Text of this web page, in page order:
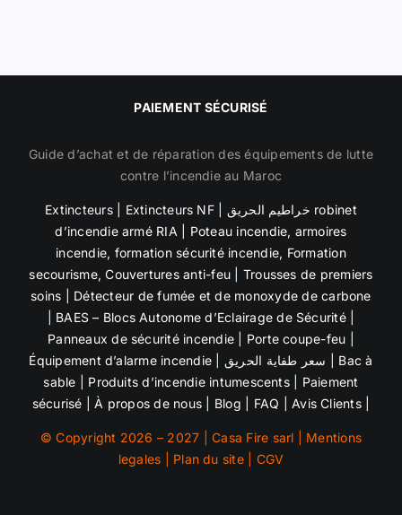
PAIEMENT SÉCURISÉ
Guide d’achat et de réparation des équipements de lutte
contre l’incendie au Maroc
Extincteurs| Extincteurs NF|
خراطيم الحريق robinet
d’incendie armé RIA
Poteau incendie, armoires
incendie, formation sécurité incendie, Formation
secourisme, Couvertures anti-feu | Trousses de premiers
soins | Détecteur de fumée et demonoxyde de carbone
| BAES – Blocs Autonome d’Eclairage de Sécurité |
Panneaux de sécurité incendie | Porte coupe-feu |
Équipement d’alarme incendie
سعر طفاية الحريق
Bac à
sable | Produits d’incendie intumescents | Paiement
sécurisé |À propos de nous Blog FAQ Avis Clients|
© Copyright 2026 – 2027 | Casa Fire sarl | Mentions
legales
Plan du site| CGV